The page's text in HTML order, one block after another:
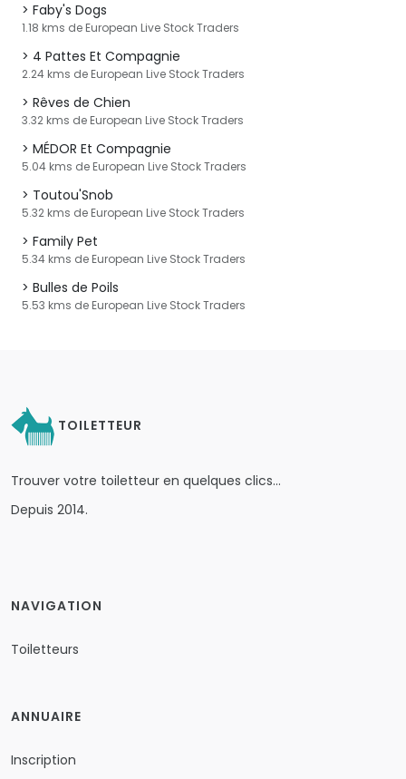
Faby's Dogs
1.18 kms de European Live Stock Traders
4 Pattes Et Compagnie
2.24 kms de European Live Stock Traders
Rêves de Chien
3.32 kms de European Live Stock Traders
MÉDOR Et Compagnie
5.04 kms de European Live Stock Traders
Toutou'Snob
5.32 kms de European Live Stock Traders
Family Pet
5.34 kms de European Live Stock Traders
Bulles de Poils
5.53 kms de European Live Stock Traders
TOILETTEUR
Trouver votre toiletteur en quelques clics…
Depuis 2014.
NAVIGATION
Toiletteurs
ANNUAIRE
Inscription